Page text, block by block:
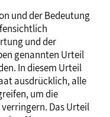
und der Bedeutung
und der
genannten Urteil
In diesem Urteil
ausdrücklich, alle
um die
Das Urteil